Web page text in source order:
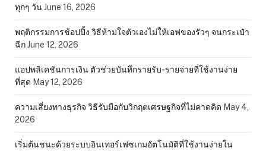
ทุกๆ วันJune 16, 2026
พฤติกรรมการช้อปปิ้ง วิธีห้ามใจตัวเองไม่ให้เอฟของรัวๆ จนกระเป๋า
ฉีกJune 12, 2026
แอปพลิเคชันการเงิน ตัวช่วยบันทึกรายรับ-รายจ่ายที่ใช้งานง่าย
ที่สุด May 12, 2026
ความเสี่ยงทางธุรกิจ วิธีรับมือกับวิกฤตเศรษฐกิจที่ไม่คาดคิด May 4,
2026
เริ่มต้นชนะด้วยระบบอินเทอร์เฟซเกมอัตโนมัติที่ใช้งานง่ายใน